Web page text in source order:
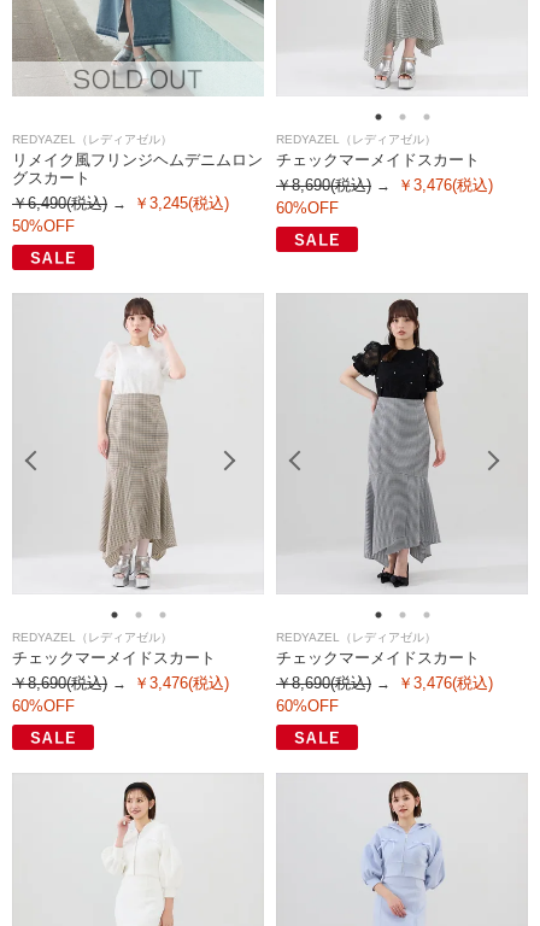
REDYAZEL（レディアゼル）
リメイク風フリンジヘムデニムロン
グスカート
￥6,490(税込)
￥3,245(税込)
50%OFF
REDYAZEL（レディアゼル）
チェックマーメイドスカート
￥8,690(税込)
￥3,476(税込)
60%OFF
REDYAZEL（レディアゼル）
チェックマーメイドスカート
￥8,690(税込)
￥3,476(税込)
60%OFF
REDYAZEL（レディアゼル）
チェックマーメイドスカート
￥8,690(税込)
￥3,476(税込)
60%OFF